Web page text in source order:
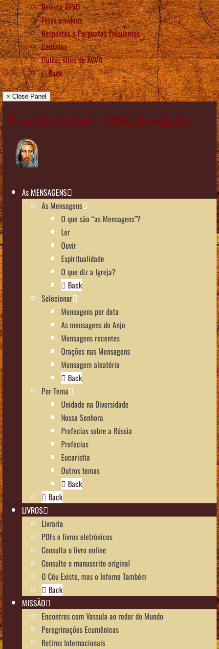
Revista AVVD
Fotos e vídeos
Respostas a Perguntas Frequentes
Contatos
Outros sítes de AVVD
Back
× Close Panel
True Life in God – Official website
As MENSAGENS
As Mensagens
O que são “as Mensagens”?
Ler
Ouvir
Espiritualidade
O que diz a Igreja?
Back
Selecionar
Mensagens por data
As mensagens do Anjo
Mensagens recentes
Orações nas Mensagens
Mensagem aleatória
Back
Por Tema
Unidade na Diversidade
Nossa Senhora
Profecias sobre a Rússia
Profecias
Eucaristia
Outros temas
Back
Back
LIVROS
Livraria
PDFs e livros eletrônicos
Consulta o livro online
Consulte o manuscrito original
O Céu Existe, mas o Inferno Também
Back
MISSÃO
Encontros com Vassula ao redor do Mundo
Peregrinações Ecumênicas
Retiros Internacionais